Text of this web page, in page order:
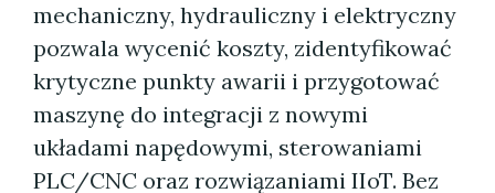
mechaniczny, hydrauliczny i elektryczny
pozwala wycenić koszty, zidentyfikować
krytyczne punkty awarii i przygotować
maszynę do integracji z nowymi
układami napędowymi, sterowaniami
PLC/CNC oraz rozwiązaniami IIoT. Bez